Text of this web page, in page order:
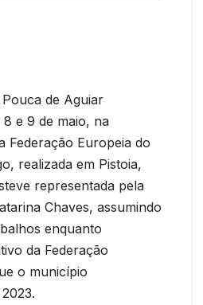
de Aguiar
e 9 de maio, na
Federação Europeia do
realizada em Pistoia,
representada pela
Chaves, assumindo
enquanto
da Federação
o município